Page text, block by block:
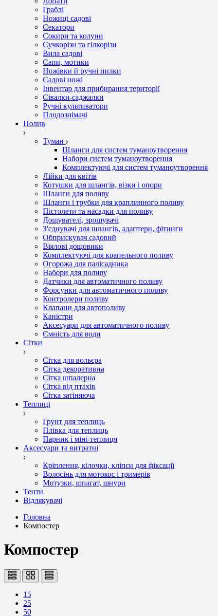
Граблі
Ножиці садові
Секатори
Сокири та колуни
Сучкорізи та гілкорізи
Вила садові
Сапи, мотики
Ножівки й ручні пилки
Садові ножі
Інвентар для прибирання території
Сівалки-саджалки
Ручні культиватори
Плодознімачі
Полив
Туман
Шланги для систем туманоутворення
Набори систем туманоутворення
Комплектуючі для систем туманоутворення
Лійки для квітів
Котушки для шлангів, візки і опори
Шланги для поливу
Шланги і трубки для краплинного поливу
Пістолети та насадки для поливу
Дощувателі, зрошувачі
З'єднувачі для шлангів, адаптери, фітинги
Обприскувач садовий
Віялові дощовики
Комплектуючі для крапельного поливу
Огорожа для палісадника
Набори для поливу
Датчики для автоматичного поливу
Форсунки для автоматичного поливу
Контролери поливу
Клапани для автополиву
Каністри
Аксесуари для автоматичного поливу
Ємність для води
Сітки
Сітка для вольєра
Сітка декоративна
Сітка шпалерна
Сітка від птахів
Сітка затіняюча
Теплиці
Грунт для теплиць
Плівка для теплиць
Парник і міні-теплиця
Аксесуари та витратні
Кріплення, кілочки, кліпси для фіксації
Волосінь для мотокос і тримерів
Мотузки, шпагат, шнури
Тенти
Відлякувачі
Головна
Компостер
Компостер
15
25
50